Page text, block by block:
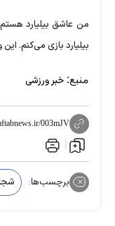
من عاشق بیلیارد
بیلیارد بازی می‌کنم.
منبع: خبر ورزشی
003mJV
برچسب‌ها: